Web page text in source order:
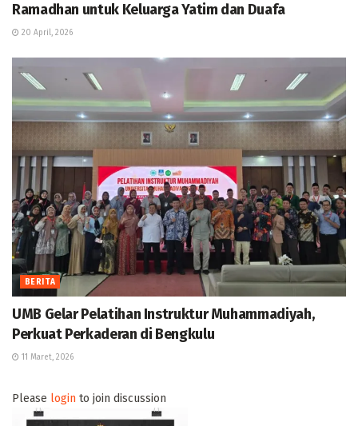
Ramadhan untuk Keluarga Yatim dan Duafa
20 April, 2026
BERITA
UMB Gelar Pelatihan Instruktur Muhammadiyah,
Perkuat Perkaderan di Bengkulu
11 Maret, 2026
Please login to join discussion